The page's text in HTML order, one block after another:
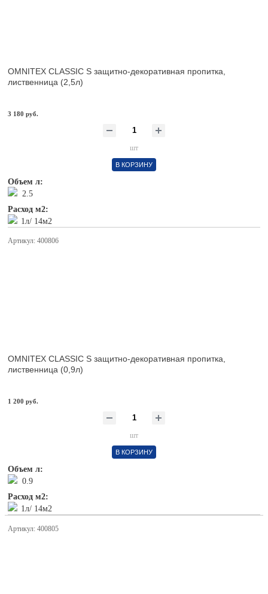
OMNITEX CLASSIC S защитно-декоративная пропитка,
лиственница (2,5л)
3 180 руб.
шт
В КОРЗИНУ
Объем л:
2.5
Расход м2:
1л/ 14м2
Артикул: 400806
OMNITEX CLASSIC S защитно-декоративная пропитка,
лиственница (0,9л)
1 200 руб.
шт
В КОРЗИНУ
Объем л:
0.9
Расход м2:
1л/ 14м2
Артикул: 400805